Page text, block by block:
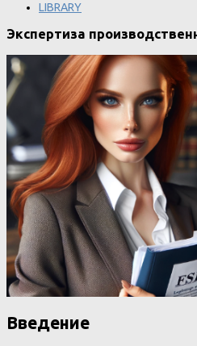
LIBRARY
Экспертиза
Введение